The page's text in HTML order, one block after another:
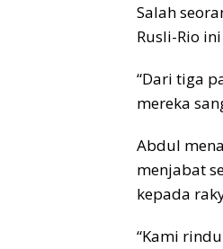
Salah
Rusli-Rio
“Dari tiga
mereka
Abdul
menjabat
kepada
“Kami